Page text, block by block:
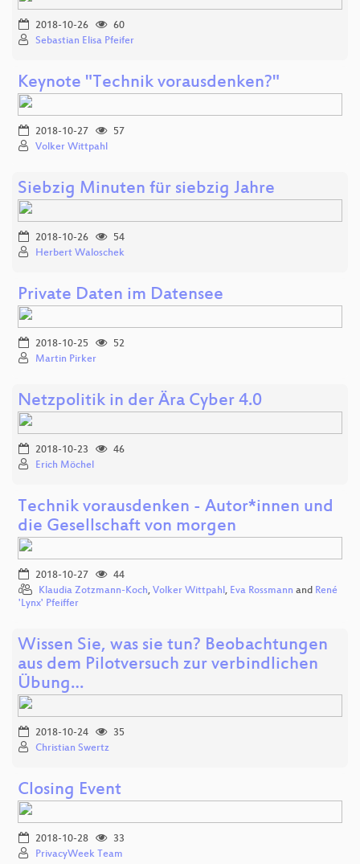
2018-10-26
60
Sebastian Elisa Pfeifer
Keynote "Technik vorausdenken?"
2018-10-27
57
Volker Wittpahl
Siebzig Minuten für siebzig Jahre
2018-10-26
54
Herbert Waloschek
Private Daten im Datensee
2018-10-25
52
Martin Pirker
Netzpolitik in der Ära Cyber 4.0
2018-10-23
46
Erich Möchel
Technik vorausdenken - Autor*innen und
die Gesellschaft von morgen
2018-10-27
44
Klaudia Zotzmann-Koch, Volker Wittpahl, Eva Rossmann and René
'Lynx' Pfeiffer
Wissen Sie, was sie tun? Beobachtungen
aus dem Pilotversuch zur verbindlichen
Übung…
2018-10-24
35
Christian Swertz
Closing Event
2018-10-28
33
PrivacyWeek Team